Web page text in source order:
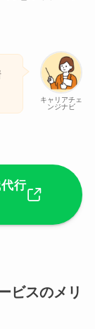
キャリアチェ
ンジナビ
行
ビスのメリ